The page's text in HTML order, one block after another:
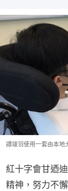
譚竣羽使用一套由本地
紅十字會甘迺
精神，努力不